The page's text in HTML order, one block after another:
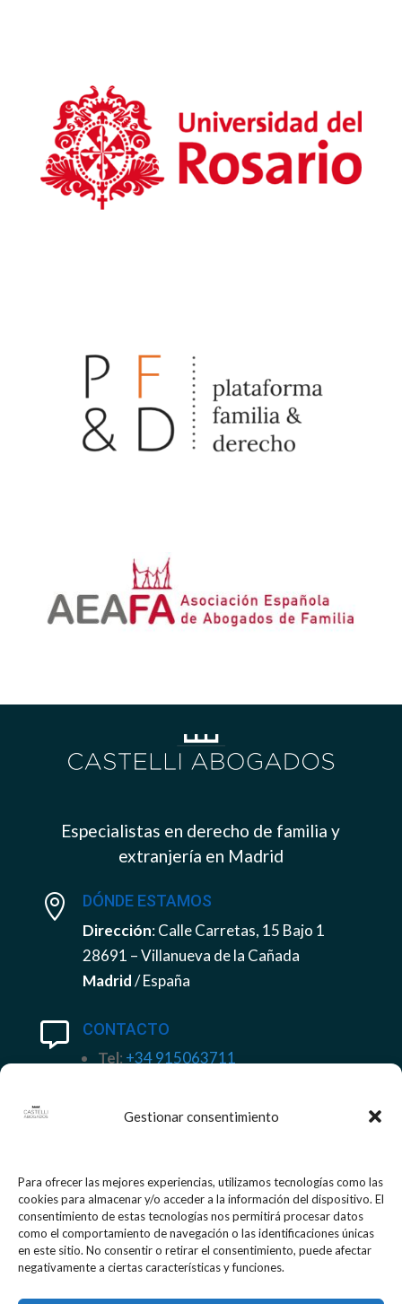
Gestionar consentimiento
Para ofrecer las mejores experiencias, utilizamos tecnologías como las
cookies para almacenar y/o acceder a la información del dispositivo. El
consentimiento de estas tecnologías nos permitirá procesar datos
como el comportamiento de navegación o las identificaciones únicas
en este sitio. No consentir o retirar el consentimiento, puede afectar
negativamente a ciertas características y funciones.
Especialistas en derecho de familia y
extranjería en Madrid

DÓNDE ESTAMOS
Dirección: Calle Carretas, 15 Bajo 1
28691 – Villanueva de la Cañada
Madrid/ España

CONTACTO
Tel: +34 915063711

Aviso legal
Política de Cookies
Política de Privacidad
Certificado LOPD